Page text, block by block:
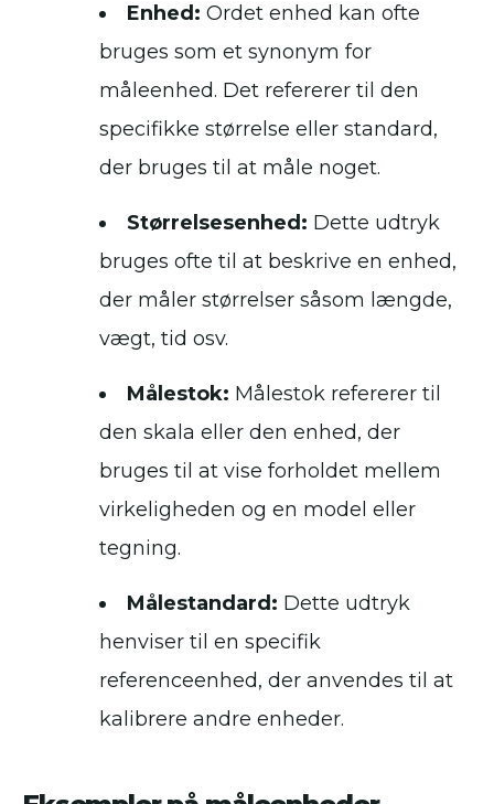
Enhed: Ordet enhed kan ofte
bruges som et synonym for
måleenhed. Det refererer til den
specifikke størrelse eller standard,
der bruges til at måle noget.
Størrelsesenhed: Dette udtryk
bruges ofte til at beskrive en enhed,
der måler størrelser såsom længde,
vægt, tid osv.
Målestok: Målestok refererer til
den skala eller den enhed, der
bruges til at vise forholdet mellem
virkeligheden og en model eller
tegning.
Målestandard: Dette udtryk
henviser til en specifik
referenceenhed, der anvendes til at
kalibrere andre enheder.